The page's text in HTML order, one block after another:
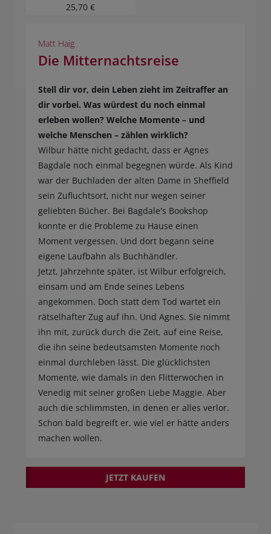
25,70 €
Matt Haig
Die Mitternachtsreise
Stell dir vor, dein Leben zieht im Zeitraffer an
dir vorbei. Was würdest du noch einmal
erleben wollen? Welche Momente – und
welche Menschen – zählen wirklich?
Wilbur hätte nicht gedacht, dass er Agnes
Bagdale noch einmal begegnen würde. Als Kind
war der Buchladen der alten Dame in Sheffield
sein Zufluchtsort, nicht nur wegen seiner
geliebten Bücher. Bei Bagdale's Bookshop
konnte er die Probleme zu Hause einen
Moment vergessen. Und dort begann seine
eigene Laufbahn als Buchhändler.
Jetzt, Jahrzehnte später, ist Wilbur erfolgreich,
einsam und am Ende seines Lebens
angekommen. Doch statt dem Tod wartet ein
rätselhafter Zug auf ihn. Und Agnes. Sie nimmt
ihn mit, zurück durch die Zeit, auf eine Reise,
die ihn seine bedeutsamsten Momente noch
einmal durchleben lässt. Die glücklichsten
Momente, wie damals in den Flitterwochen in
Venedig mit seiner großen Liebe Maggie. Aber
auch die schlimmsten, in denen er alles verlor.
Schon bald begreift er, wie viel er hätte anders
machen wollen.
JETZT KAUFEN